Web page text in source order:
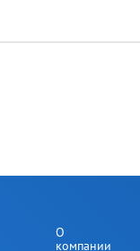
О
компании